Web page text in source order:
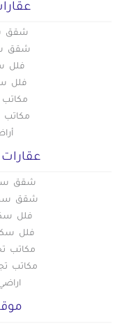
شقق
شقق
فلل
فلل
مكاتب
مكاتب
عقارات
شقق
شقق
فلل
فلل
مكاتب
مكاتب